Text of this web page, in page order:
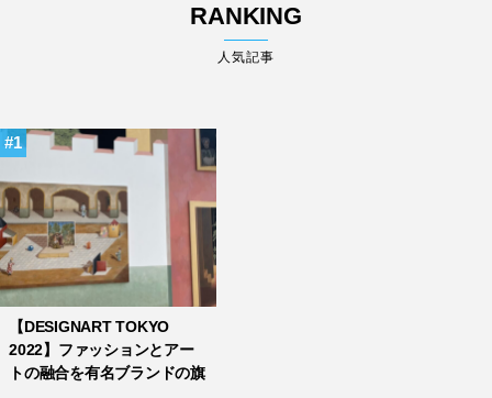
RANKING
人気記事
1
【DESIGNART TOKYO
2022】ファッションとアー
トの融合を有名ブランドの旗